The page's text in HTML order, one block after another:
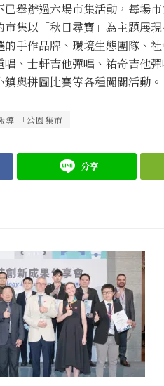
舉辦過六場市集活動，每場
市集以「秋日尋寶」為主題展
手作品牌、環境生態團隊、
、士軒吉他彈唱、祐奇吉他
與拼圖比賽等各種闖關活動。
導 「公園集市
分享